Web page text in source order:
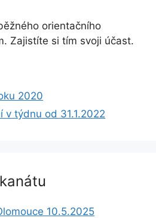
orientačního
Zajistíte si tím svoji účast.
2020
v týdnu od 31.1.2022
10.5.2025